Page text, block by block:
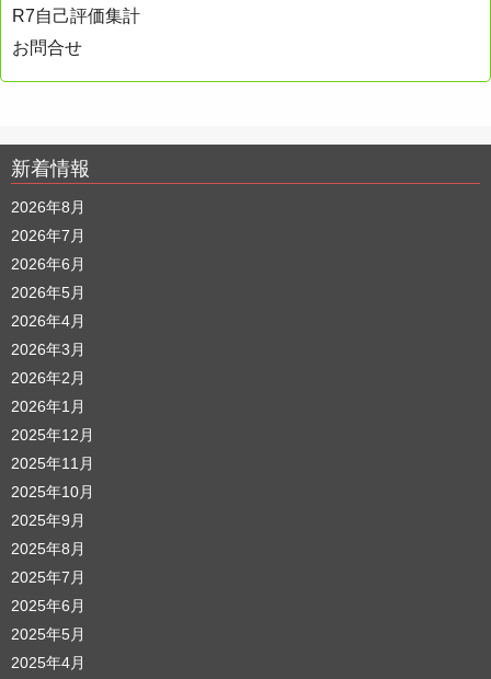
R7自己評価集計
お問合せ
新着情報
2026年8月
2026年7月
2026年6月
2026年5月
2026年4月
2026年3月
2026年2月
2026年1月
2025年12月
2025年11月
2025年10月
2025年9月
2025年8月
2025年7月
2025年6月
2025年5月
2025年4月